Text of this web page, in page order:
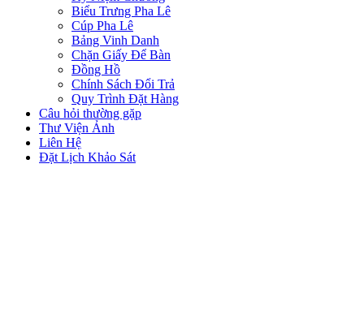
Biểu Trưng Pha Lê
Cúp Pha Lê
Bảng Vinh Danh
Chặn Giấy Để Bàn
Đồng Hồ
Chính Sách Đổi Trả
Quy Trình Đặt Hàng
Câu hỏi thường gặp
Thư Viện Ảnh
Liên Hệ
Đặt Lịch Khảo Sát